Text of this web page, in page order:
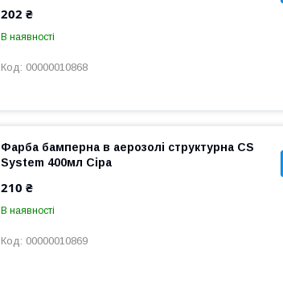
202 ₴
В наявності
00000010868
Фарба бамперна в аерозолі структурна CS
System 400мл Сіра
210 ₴
В наявності
00000010869